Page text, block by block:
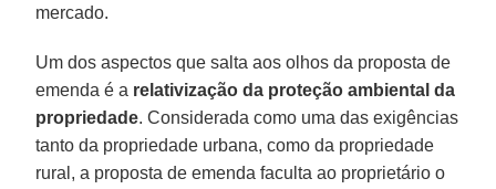
mercado.
Um dos aspectos que salta aos olhos da proposta de
emenda é a relativização da proteção ambiental da
propriedade. Considerada como uma das exigências
tanto da propriedade urbana, como da propriedade
rural, a proposta de emenda faculta ao proprietário o